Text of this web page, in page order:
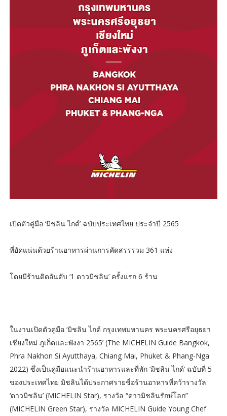
เปิดตัวคู่มือ ‘มิชลิน ไกด์’ ฉบับประเทศไทย ประจำปี 2565
ที่อัดแน่นด้วยร้านอาหารผ่านการคัดสรรรวม 361 แห่ง
โดยมีร้านติดอันดับ ‘1 ดาวมิชลิน’ ครั้งแรก 6 ร้าน
ในงานเปิดตัวคู่มือ ‘มิชลิน ไกด์ กรุงเทพมหานคร พระนครศรีอยุธยา
เชียงใหม่ ภูเก็ตและพังงา 2565’ (The MICHELIN Guide Bangkok,
Phra Nakhon Si Ayutthaya, Chiang Mai, Phuket & Phang-Nga
2022) ซึ่งเป็นคู่มือแนะนำร้านอาหารและที่พัก ‘มิชลิน ไกด์’ ฉบับที่ 5
ของประเทศไทย มิชลินได้ประกาศรายชื่อร้านอาหารที่คว้ารางวัล
‘ดาวมิชลิน’ (MICHELIN Star), รางวัล “ดาวมิชลินรักษ์โลก”
(MICHELIN Green Star), รางวัล MICHELIN Guide Young Chef